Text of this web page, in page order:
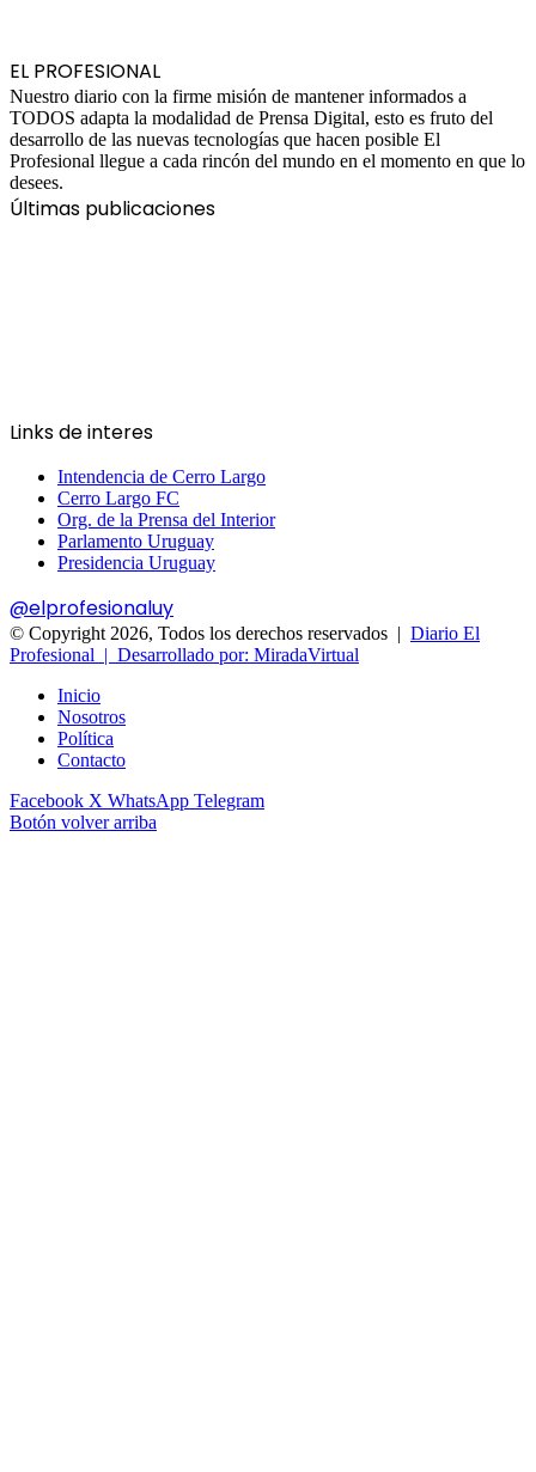
EL PROFESIONAL
Nuestro diario con la firme misión de mantener informados a
TODOS adapta la modalidad de Prensa Digital, esto es fruto del
desarrollo de las nuevas tecnologías que hacen posible El
Profesional llegue a cada rincón del mundo en el momento en que lo
desees.
Últimas publicaciones
Links de interes
Intendencia de Cerro Largo
Cerro Largo FC
Org. de la Prensa del Interior
Parlamento Uruguay
Presidencia Uruguay
@elprofesionaluy
© Copyright 2026, Todos los derechos reservados | Diario El
Profesional | Desarrollado por: MiradaVirtual
Inicio
Nosotros
Política
Contacto
Facebook X WhatsApp Telegram
Botón volver arriba